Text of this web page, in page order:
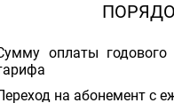
оплаты
на абонемент с